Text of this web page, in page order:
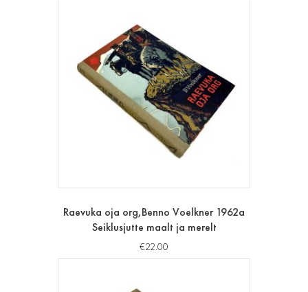
Raevuka oja org,Benno Voelkner 1962a
Seiklusjutte maalt ja merelt
€22.00